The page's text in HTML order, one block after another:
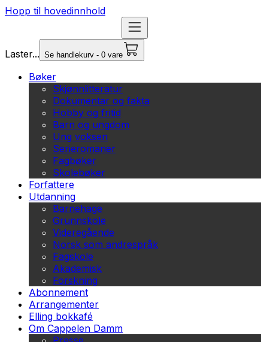
Hopp til hovedinnhold
Laster... Se handlekurv - 0 vare
Bøker
Skjønnlitteratur
Dokumentar og fakta
Hobby og fritid
Barn og ungdom
Ung voksen
Serieromaner
Fagbøker
Skolebøker
Forfattere
Utdanning
Barnehage
Grunnskole
Videregående
Norsk som andrespråk
Fagskole
Akademisk
Forskning
Abonnement
Arrangementer
Elling bokkafé
Om Cappelen Damm